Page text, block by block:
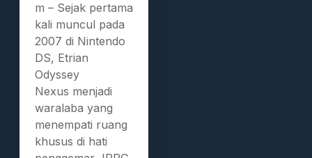
m – Sejak pertama
kali muncul pada
2007 di Nintendo
DS, Etrian
Odyssey
Nexus menjadi
waralaba yang
menempati ruang
khusus di hati